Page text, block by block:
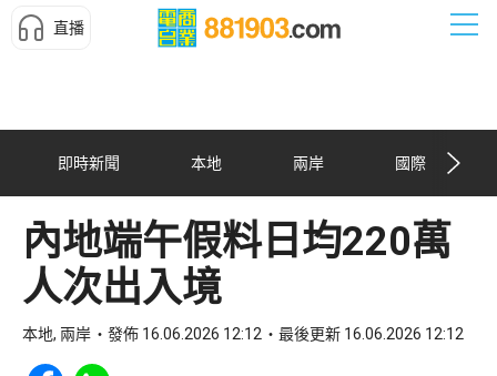
直播
即時新聞 本地 兩岸 國際
內地端午假料日均220萬
人次出入境
本地, 兩岸 發佈 16.06.2026 12:12 最後更新 16.06.2026 12:12
Share to Facebook
Share to WhatsApp